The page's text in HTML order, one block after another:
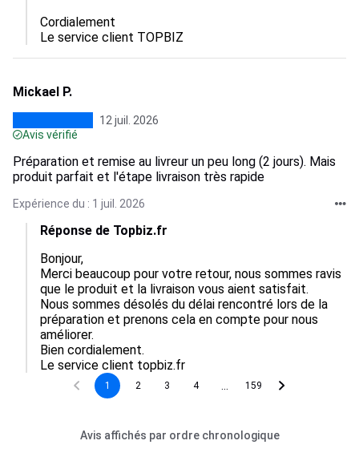
Cordialement
Le service client TOPBIZ
Mickael P.
12 juil. 2026
Avis vérifié
Préparation et remise au livreur un peu long (2 jours). Mais
produit parfait et l'étape livraison très rapide
Expérience du : 1 juil. 2026
Réponse de Topbiz.fr
Bonjour,
Merci beaucoup pour votre retour, nous sommes ravis
que le produit et la livraison vous aient satisfait.
Nous sommes désolés du délai rencontré lors de la
préparation et prenons cela en compte pour nous
améliorer.
Bien cordialement.
Le service client topbiz.fr
1 2 3 4 159
Avis affichés par ordre chronologique